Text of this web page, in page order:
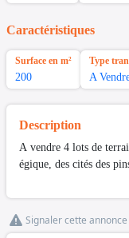
Caractéristiques
Surface en m²
200
Type
A
Description
A vendre 4 lots de
égique, des cités des
Signaler cette annonce